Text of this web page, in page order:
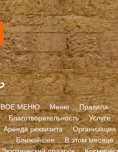
МЕНЮ. Меню. Правила.
Благотворительность.Услуги
Аренда реквизита.
.Ближайшее.В этом месяце